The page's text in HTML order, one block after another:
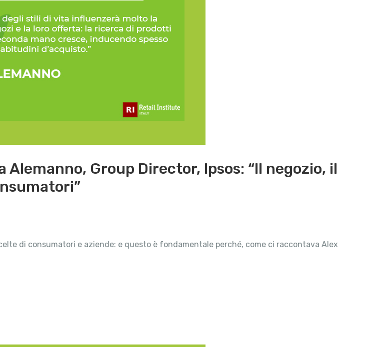
Alemanno, Group Director, Ipsos: “Il negozio, il
di consumatori e aziende: e questo è fondamentale perché, come ci raccontava Alex